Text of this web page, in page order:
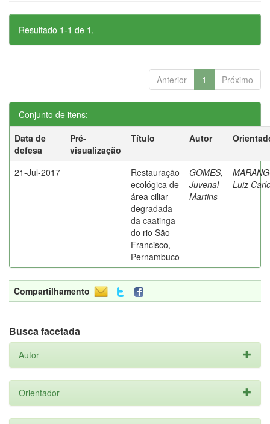
Resultado 1-1 de 1.
Anterior 1 Próximo
Conjunto de itens:
Data de
defesa
Pré-
visualização
Título Autor
21-Jul-2017
Restauração
ecológica de
área ciliar
degradada
da caatinga
do rio São
Francisco,
Pernambuco
GOMES,
Juvenal
Martins
Luiz
Compartilhamento
Busca facetada
Autor
Orientador